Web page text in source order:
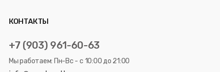
КОНТАКТЫ
+7 (903) 961-60-63
Мы работаем: Пн-Вс - с 10:00 до 21:00